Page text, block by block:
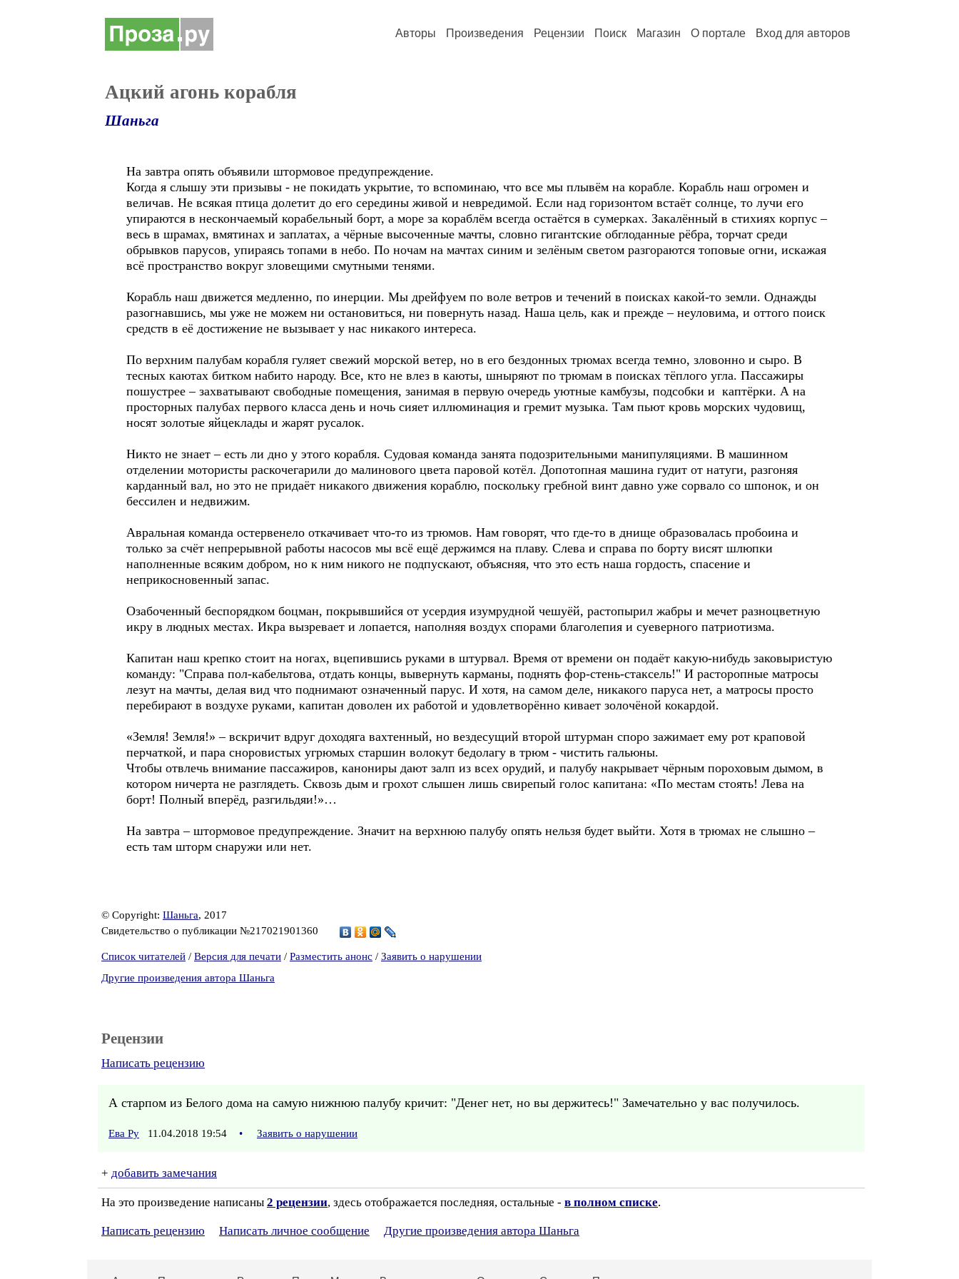
Авторы Произведения Рецензии Поиск Магазин О портале Вход для авторов
Ацкий агонь корабля
Шаньга
На завтра опять объявили штормовое предупреждение.
Когда я слышу эти призывы - не покидать укрытие, то вспоминаю, что все мы плывём на корабле. Корабль наш огромен и
величав. Не всякая птица долетит до его середины живой и невредимой. Если над горизонтом встаёт солнце, то лучи его
упираются в нескончаемый корабельный борт, а море за кораблём всегда остаётся в сумерках. Закалённый в стихиях корпус –
весь в шрамах, вмятинах и заплатах, а чёрные высоченные мачты, словно гигантские обглоданные рёбра, торчат среди
обрывков парусов, упираясь топами в небо. По ночам на мачтах синим и зелёным светом разгораются топовые огни, искажая
всё пространство вокруг зловещими смутными тенями.
Корабль наш движется медленно, по инерции. Мы дрейфуем по воле ветров и течений в поисках какой-то земли. Однажды
разогнавшись, мы уже не можем ни остановиться, ни повернуть назад. Наша цель, как и прежде – неуловима, и оттого поиск
средств в её достижение не вызывает у нас никакого интереса.
По верхним палубам корабля гуляет свежий морской ветер, но в его бездонных трюмах всегда темно, зловонно и сыро. В
тесных каютах битком набито народу. Все, кто не влез в каюты, шныряют по трюмам в поисках тёплого угла. Пассажиры
пошустрее – захватывают свободные помещения, занимая в первую очередь уютные камбузы, подсобки и каптёрки. А на
просторных палубах первого класса день и ночь сияет иллюминация и гремит музыка. Там пьют кровь морских чудовищ,
носят золотые яйцеклады и жарят русалок.
Никто не знает – есть ли дно у этого корабля. Судовая команда занята подозрительными манипуляциями. В машинном
отделении мотористы раскочегарили до малинового цвета паровой котёл. Допотопная машина гудит от натуги, разгоняя
карданный вал, но это не придаёт никакого движения кораблю, поскольку гребной винт давно уже сорвало со шпонок, и он
бессилен и недвижим.
Авральная команда остервенело откачивает что-то из трюмов. Нам говорят, что где-то в днище образовалась пробоина и
только за счёт непрерывной работы насосов мы всё ещё держимся на плаву. Слева и справа по борту висят шлюпки
наполненные всяким добром, но к ним никого не подпускают, объясняя, что это есть наша гордость, спасение и
неприкосновенный запас.
Озабоченный беспорядком боцман, покрывшийся от усердия изумрудной чешуёй, растопырил жабры и мечет разноцветную
икру в людных местах. Икра вызревает и лопается, наполняя воздух спорами благолепия и суеверного патриотизма.
Капитан наш крепко стоит на ногах, вцепившись руками в штурвал. Время от времени он подаёт какую-нибудь заковыристую
команду: "Справа пол-кабельтова, отдать концы, вывернуть карманы, поднять фор-стень-стаксель!" И расторопные матросы
лезут на мачты, делая вид что поднимают означенный парус. И хотя, на самом деле, никакого паруса нет, а матросы просто
перебирают в воздухе руками, капитан доволен их работой и удовлетворённо кивает золочёной кокардой.
«Земля! Земля!» – вскричит вдруг доходяга вахтенный, но вездесущий второй штурман споро зажимает ему рот краповой
перчаткой, и пара сноровистых угрюмых старшин волокут бедолагу в трюм - чистить гальюны.
Чтобы отвлечь внимание пассажиров, канониры дают залп из всех орудий, и палубу накрывает чёрным пороховым дымом, в
котором ничерта не разглядеть. Сквозь дым и грохот слышен лишь свирепый голос капитана: «По местам стоять! Лева на
борт! Полный вперёд, разгильдяи!»…
На завтра – штормовое предупреждение. Значит на верхнюю палубу опять нельзя будет выйти. Хотя в трюмах не слышно –
есть там шторм снаружи или нет.
© Copyright: Шаньга, 2017
Свидетельство о публикации №217021901360
Список читателей / Версия для печати / Разместить анонс / Заявить о нарушении
Другие произведения автора Шаньга
Рецензии
Написать рецензию
А старпом из Белого дома на самую нижнюю палубу кричит: "Денег нет, но вы держитесь!" Замечательно у вас получилось.
Ева Ру 11.04.2018 19:54 • Заявить о нарушении
+ добавить замечания
На это произведение написаны 2 рецензии, здесь отображается последняя, остальные - в полном списке.
Написать рецензию Написать личное сообщение Другие произведения автора Шаньга